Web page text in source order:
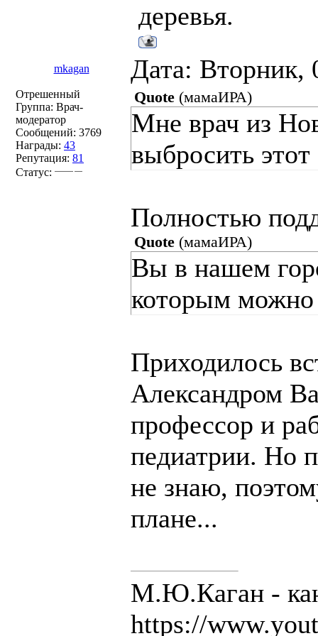
деревья.
mkagan Дата: Вторник,
Отрешенный
Группа: Врач-
модератор
Сообщений: 3769
Награды: 43
Репутация: 81
Статус:
Quote (мамаИРА)
Мне врач из
выбросить
Полностью
Quote (мамаИРА)
Вы в нашем
которым можно
Приходилось
Александром
профессор и
педиатрии. Но
не знаю,
плане...
М.Ю.Каган -
https://